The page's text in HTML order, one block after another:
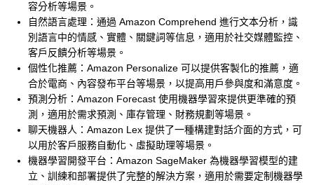
容分析等場景。
自然語言處理：通過 Amazon Comprehend 進行文本分析，識
別語言中的情感、實體、關鍵詞等信息，適用於社交媒體監控、
客戶反饋分析等場景。
個性化推薦：Amazon Personalize 可以提供客製化的推薦，適
合於電商、內容發布平台等場景，以提高用戶參與度和滿意度。
預測分析：Amazon Forecast 使用機器學習來提供更準確的預
測，適用於需求預測、庫存管理、財務規劃等場景。
聊天機器人：Amazon Lex 提供了一種構建對話介面的方式，可
以用於客戶服務自動化、虛擬助理等場景。
機器學習開發平台：Amazon SageMaker 為機器學習模型的建
立、訓練和部署提供了完整的解決方案，適用於需要定制機器學